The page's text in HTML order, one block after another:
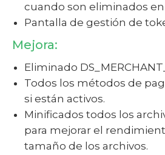
cuando son eliminados
Pantalla de gestión de
Mejora:
Eliminado
Todos los métodos de
si están activos.
Minificados todos los
para mejorar el
tamaño de los archivos.